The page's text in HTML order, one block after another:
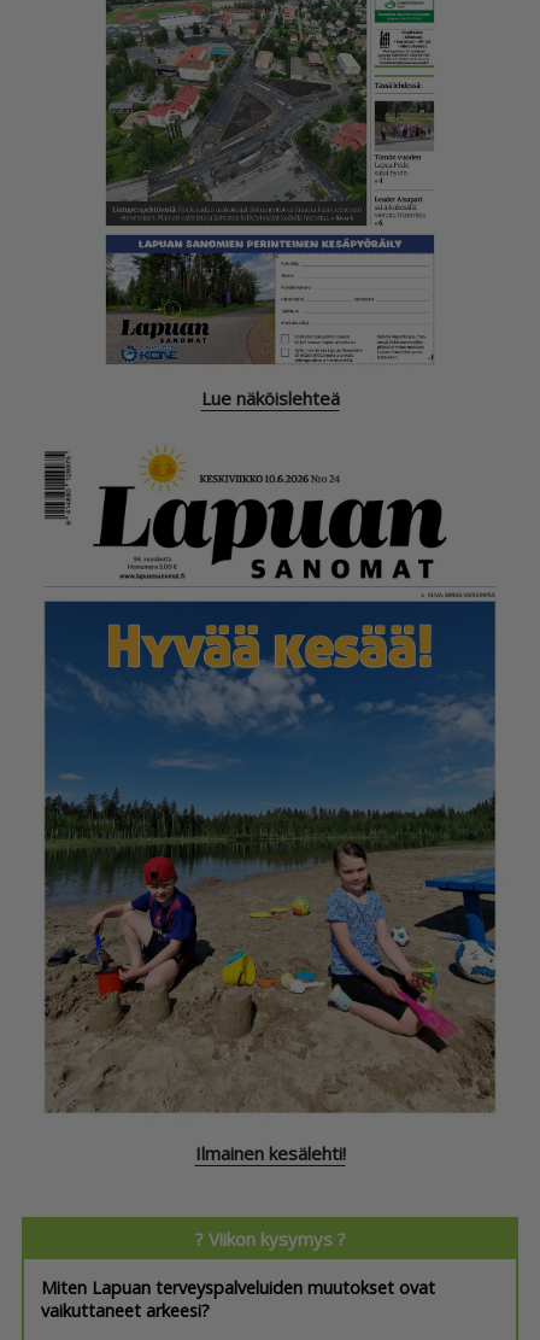
Lue näköislehteä
Ilmainen kesälehti!
? Viikon kysymys ?
Miten Lapuan terveyspalveluiden muutokset ovat
vaikuttaneet arkeesi?